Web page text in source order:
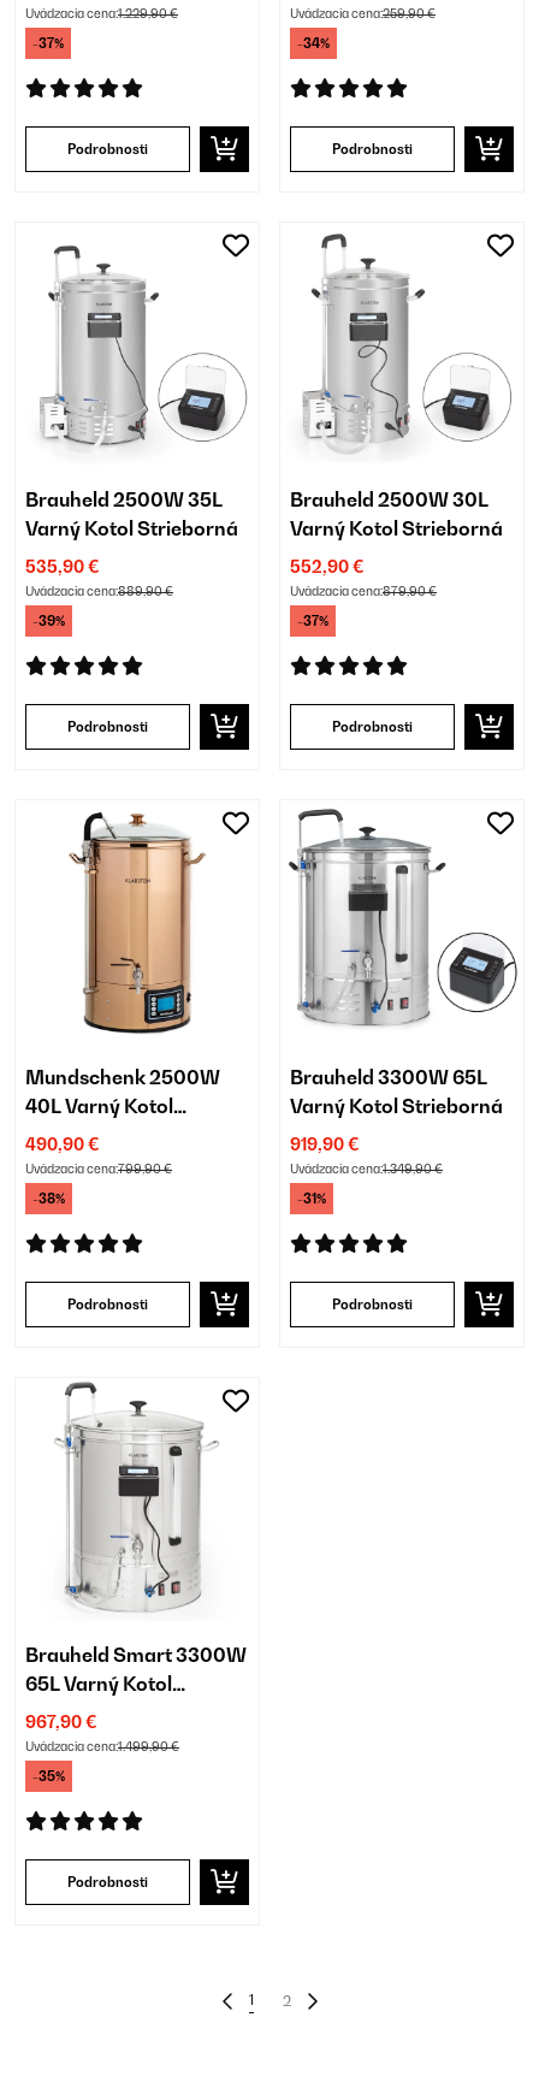
Uvádzacia cena:1.229,90 €
-37%
Podrobnosti
Uvádzacia cena:259,90 €
-34%
Podrobnosti
Brauheld 2500W 35L
Varný Kotol Strieborná
535,90 €
Uvádzacia cena:889,90 €
-39%
Podrobnosti
Brauheld 2500W 30L
Varný Kotol Strieborná
552,90 €
Uvádzacia cena:879,90 €
-37%
Podrobnosti
Mundschenk 2500W
40L Varný Kotol
Medená
490,90 €
Uvádzacia cena:799,90 €
-38%
Podrobnosti
Brauheld 3300W 65L
Varný Kotol Strieborná
919,90 €
Uvádzacia cena:1.349,90 €
-31%
Podrobnosti
Brauheld Smart 3300W
65L Varný Kotol
Strieborná
967,90 €
Uvádzacia cena:1.499,90 €
-35%
Podrobnosti
1 2